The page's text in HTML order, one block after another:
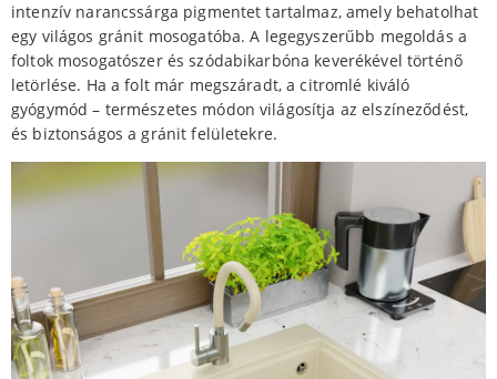
intenzív narancssárga pigmentet tartalmaz, amely behatolhat
egy világos gránit mosogatóba. A legegyszerűbb megoldás a
foltok mosogatószer és szódabikarbóna keverékével történő
letörlése. Ha a folt már megszáradt, a citromlé kiváló
gyógymód – természetes módon világosítja az elszíneződést,
és biztonságos a gránit felületekre.